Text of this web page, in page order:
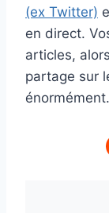
(ex Twitter)
en direct.
articles,
partage sur